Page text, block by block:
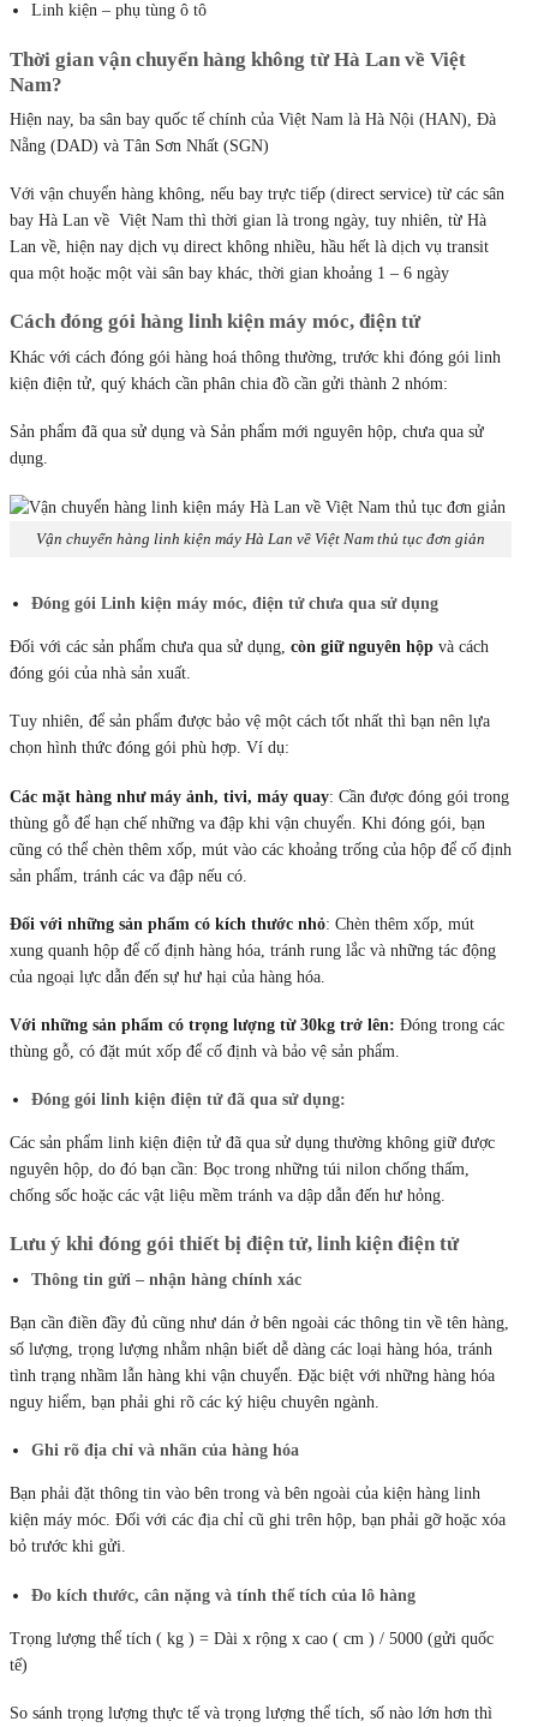
Linh kiện – phụ tùng ô tô
Thời gian vận chuyển hàng không từ Hà Lan về Việt
Nam?
Hiện nay, ba sân bay quốc tế chính của Việt Nam là Hà Nội (HAN), Đà
Nẵng (DAD) và Tân Sơn Nhất (SGN)
Với vận chuyển hàng không, nếu bay trực tiếp (direct service) từ các sân
bay Hà Lan về Việt Nam thì thời gian là trong ngày, tuy nhiên, từ Hà
Lan về, hiện nay dịch vụ direct không nhiều, hầu hết là dịch vụ transit
qua một hoặc một vài sân bay khác, thời gian khoảng 1 – 6 ngày
Cách đóng gói hàng linh kiện máy móc, điện tử
Khác với cách đóng gói hàng hoá thông thường, trước khi đóng gói linh
kiện điện tử, quý khách cần phân chia đồ cần gửi thành 2 nhóm:
Sản phẩm đã qua sử dụng và Sản phẩm mới nguyên hộp, chưa qua sử
dụng.
Vận chuyển hàng linh kiện máy Hà Lan về Việt Nam thủ tục đơn giản
Đóng gói Linh kiện máy móc, điện tử chưa qua sử dụng
Đối với các sản phẩm chưa qua sử dụng, còn giữ nguyên hộp và cách
đóng gói của nhà sản xuất.
Tuy nhiên, để sản phẩm được bảo vệ một cách tốt nhất thì bạn nên lựa
chọn hình thức đóng gói phù hợp. Ví dụ:
Các mặt hàng như máy ảnh, tivi, máy quay: Cần được đóng gói trong
thùng gỗ để hạn chế những va đập khi vận chuyển. Khi đóng gói, bạn
cũng có thể chèn thêm xốp, mút vào các khoảng trống của hộp để cố định
sản phẩm, tránh các va đập nếu có.
Đối với những sản phẩm có kích thước nhỏ: Chèn thêm xốp, mút
xung quanh hộp để cố định hàng hóa, tránh rung lắc và những tác động
của ngoại lực dẫn đến sự hư hại của hàng hóa.
Với những sản phẩm có trọng lượng từ 30kg trở lên: Đóng trong các
thùng gỗ, có đặt mút xốp để cố định và bảo vệ sản phẩm.
Đóng gói linh kiện điện tử đã qua sử dụng:
Các sản phẩm linh kiện điện tử đã qua sử dụng thường không giữ được
nguyên hộp, do đó bạn cần: Bọc trong những túi nilon chống thấm,
chống sốc hoặc các vật liệu mềm tránh va dập dẫn đến hư hỏng.
Lưu ý khi đóng gói thiết bị điện tử, linh kiện điện tử
Thông tin gửi – nhận hàng chính xác
Bạn cần điền đầy đủ cũng như dán ở bên ngoài các thông tin về tên hàng,
số lượng, trọng lượng nhằm nhận biết dễ dàng các loại hàng hóa, tránh
tình trạng nhầm lẫn hàng khi vận chuyển. Đặc biệt với những hàng hóa
nguy hiểm, bạn phải ghi rõ các ký hiệu chuyên ngành.
Ghi rõ địa chỉ và nhãn của hàng hóa
Bạn phải đặt thông tin vào bên trong và bên ngoài của kiện hàng linh
kiện máy móc. Đối với các địa chỉ cũ ghi trên hộp, bạn phải gỡ hoặc xóa
bỏ trước khi gửi.
Đo kích thước, cân nặng và tính thể tích của lô hàng
Trọng lượng thể tích ( kg ) = Dài x rộng x cao ( cm ) / 5000 (gửi quốc
tế)
So sánh trọng lượng thực tế và trọng lượng thể tích, số nào lớn hơn thì